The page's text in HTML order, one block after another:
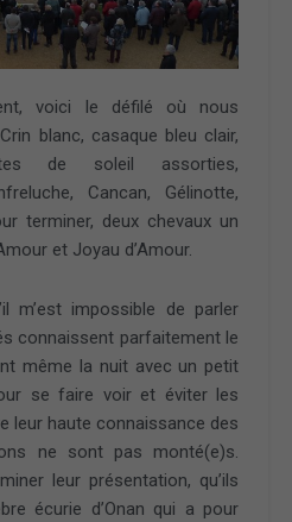
voici le défilé où nous
blanc, casaque bleu clair,
de soleil assorties,
Cancan, Gélinotte,
terminer, deux chevaux un
et Joyau d’Amour.
m’est impossible de parler
connaissent parfaitement le
même la nuit avec un petit
se faire voir et éviter les
leur haute connaissance des
ne sont pas monté(e)s.
leur présentation, qu’ils
écurie d’Onan qui a pour